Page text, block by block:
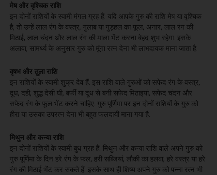
मेष और वृश्चिक राशि
इन दोनों राशियों के स्वामी मंगल ग्रह हैं. यदि आपके गुरु की राशि मेष या वृश्चिक
है, तो उन्हें लाल रंग के वस्त्र, गुलाब या गुड़हल का फूल, अनार, लाल रंग की
मिठाई, लाल चंदन और लाल रंग की माला भेंट करना बेहद शुभ रहेगा. इसके
अलावा, सामर्थ्य के अनुसार गुरु को मूंगा रत्न देना भी लाभदायक माना जाता है.
वृषभ और तुला राशि
इन राशियों के स्वामी शुक्र देव हैं. इस राशि वाले गुरुओं को सफेद रंग के वस्त्र,
दूध, दही, शुद्ध देसी घी, बर्फी या दूध से बनी सफेद मिठाइयां, सफेद चंदन और
सफेद रंग के फूल भेंट करने चाहिए. गुरु पूर्णिमा पर इन दोनों राशियों के गुरु को
हीरा या उसका उपरत्न देना भी बहुत फलदायी माना गया है.
मिथुन और कन्या राशि
इन दोनों राशियों के स्वामी बुध ग्रह हैं. मिथुन और कन्या राशि वाले अपने गुरु को
गुरु पूर्णिमा के दिन हरे रंग के फल, हरी सब्जियां, लौकी का हलवा, हरे वस्त्र या हरे
रंग की मिठाई भेंट कर सकते हैं. इसके साथ ही शिष्य अपने गुरु को पन्ना रत्न भी